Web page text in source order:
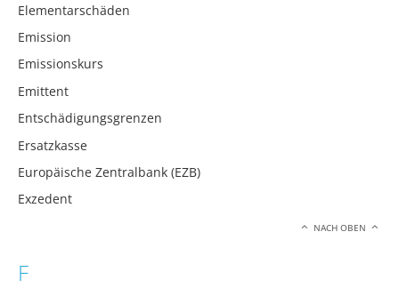
Elementarschäden
Emission
Emissionskurs
Emittent
Entschädigungsgrenzen
Ersatzkasse
Europäische Zentralbank (EZB)
Exzedent
NACH OBEN
F